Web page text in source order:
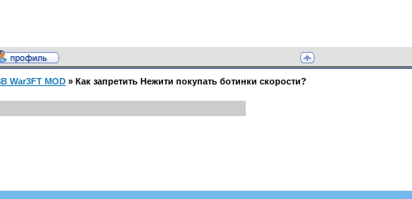
War3FT MOD » Как запретить Нежити покупать ботинки скорости?